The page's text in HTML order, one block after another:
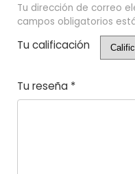
Tu dirección de correo
campos obligatorios
Tu calificación
Tu reseña *